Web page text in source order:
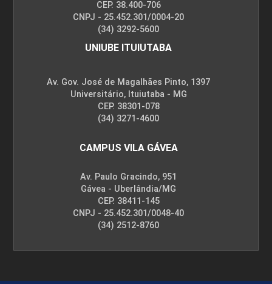
CEP. 38.400-706
CNPJ - 25.452.301/0004-20
(34) 3292-5600
UNIUBE ITUIUTABA
Av. Gov. José de Magalhães Pinto, 1397
Universitário, Ituiutaba - MG
CEP. 38301-078
(34) 3271-4600
CAMPUS VILA GÁVEA
Av. Paulo Gracindo, 951
Gávea - Uberlândia/MG
CEP. 38411-145
CNPJ - 25.452.301/0048-40
(34) 2512-8760